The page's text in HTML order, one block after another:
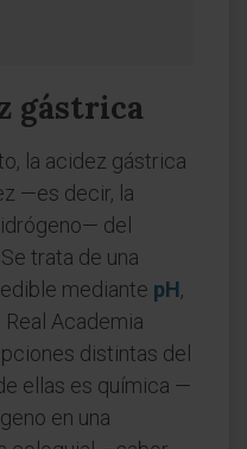
gástrica
la acidez gástrica
—es decir, la
del
trata de una
mediante pH,
Academia
distintas del
ellas es química —
en una